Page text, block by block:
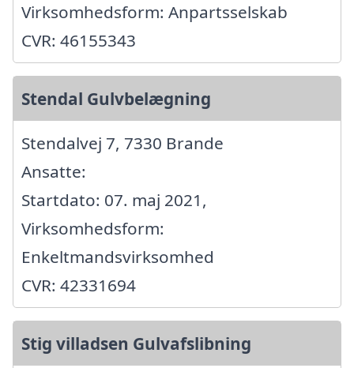
Virksomhedsform: Anpartsselskab
CVR: 46155343
Stendal Gulvbelægning
Stendalvej 7, 7330 Brande
Ansatte:
Startdato: 07. maj 2021,
Virksomhedsform:
Enkeltmandsvirksomhed
CVR: 42331694
Stig villadsen Gulvafslibning